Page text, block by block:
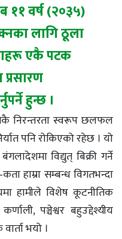
११ वर्ष (२०३५)
लागि ठूला
एकै पटक
प्रसारण
हुन्छ ।
निरन्तरता स्वरूप छलफल
पनि रोकिएको रहेछ । यो
विद्युत् बिक्री गर्ने
हाम्रा सम्बन्ध विगतभन्दा
हामीले विशेष कूटनीतिक
पञ्चेश्वर बहुउद्देश्यीय
भयो ।